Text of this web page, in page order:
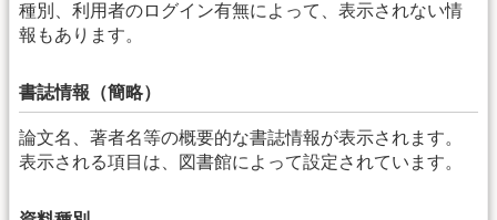
種別、利用者のログイン有無によって、表示されない情
報もあります。
書誌情報（簡略）
論文名、著者名等の概要的な書誌情報が表示されます。
表示される項目は、図書館によって設定されています。